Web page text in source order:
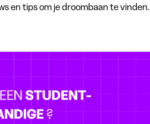
en tips om je droombaan te vinden.